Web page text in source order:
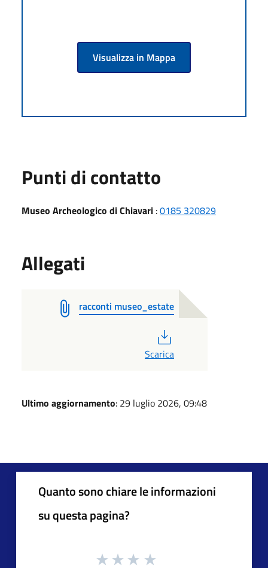
Visualizza in Mappa
Punti di contatto
Museo Archeologico di Chiavari :0185 320829
Allegati
racconti museo_estate
Scarica
Ultimo aggiornamento: 29 luglio 2026, 09:48
Quanto sono chiare le informazioni
su questa pagina?